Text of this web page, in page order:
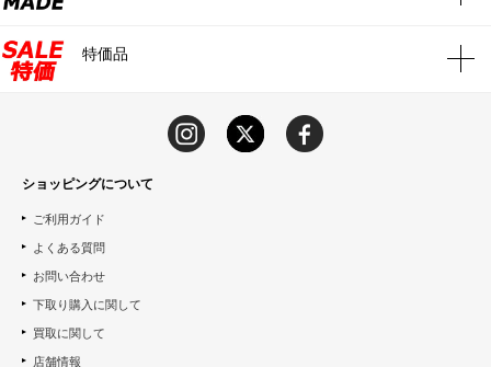
特価品
ショッピングについて
ご利用ガイド
よくある質問
お問い合わせ
下取り購入に関して
買取に関して
店舗情報